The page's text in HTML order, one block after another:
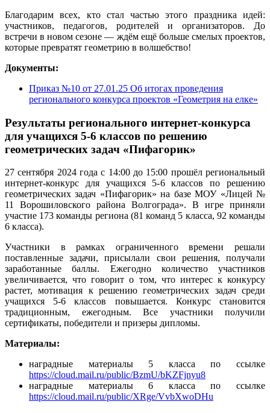
Благодарим всех, кто стал частью этого праздника идей:
участников, педагогов, родителей и организаторов. До
встречи в новом сезоне — ждём ещё больше смелых проектов,
которые превратят геометрию в волшебство!
Документы:
Приказ №10 от 27.01.25 Об итогах проведения
регионального конкурса проектов «Геометрия на елке»
Результаты регионального интернет-конкурса
для учащихся 5-6 классов по решению
геометрических задач «Пифагорик»
27 сентября 2024 года с 14:00 до 15:00 прошёл региональный
интернет-конкурс для учащихся 5-6 классов по решению
геометрических задач «Пифагорик» на базе МОУ «Лицей №
11 Ворошиловского района Волгограда». В игре приняли
участие 173 команды региона (81 команд 5 класса, 92 команды
6 класса).
Участники в рамках ограниченного времени решали
поставленные задачи, присылали свои решения, получали
заработанные баллы. Ежегодно количество участников
увеличивается, что говорит о том, что интерес к конкурсу
растет, мотивация к решению геометрических задач среди
учащихся 5-6 классов повышается. Конкурс становится
традиционным, ежегодным. Все участники получили
сертификаты, победители и призеры дипломы.
Материалы:
наградные материалы 5 класса по ссылке
https://cloud.mail.ru/public/BzmU/bKZFjnyu8
наградные материалы 6 класса по ссылке
https://cloud.mail.ru/public/XRge/VvbXwoDHu